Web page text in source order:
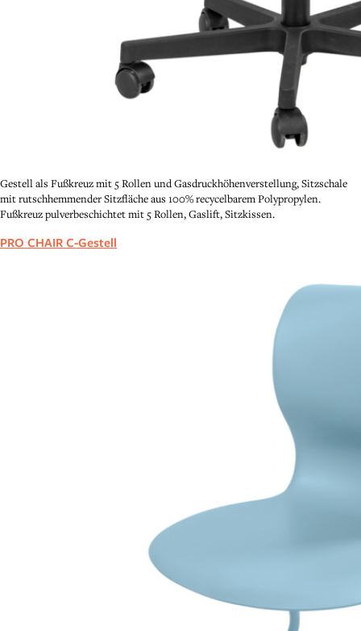
Gestell als Fußkreuz mit 5 Rollen und Gasdruckhöhenverstellung, Sitzschale
mit rutschhemmender Sitzfläche aus 100% recycelbarem Polypropylen.
Fußkreuz pulverbeschichtet mit 5 Rollen, Gaslift, Sitzkissen.
PRO CHAIR C-Gestell